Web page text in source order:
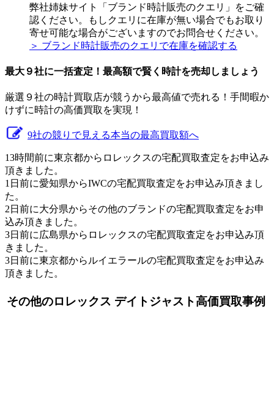
弊社姉妹サイト「ブランド時計販売のクエリ」をご確
認ください。もしクエリに在庫が無い場合でもお取り
寄せ可能な場合がございますのでお問合せください。
＞ ブランド時計販売のクエリで在庫を確認する
最大９社に一括査定！ 最高額で賢く時計を売却しましょう
厳選９社の時計買取店が競うから最高値で売れる！手間暇か
けずに時計の高価買取を実現！
9社の競りで見える本当の最高買取額へ
13時間前に東京都からロレックスの宅配買取査定をお申込み
頂きました。
1日前に愛知県からIWCの宅配買取査定をお申込み頂きまし
た。
2日前に大分県からその他のブランドの宅配買取査定をお申
込み頂きました。
3日前に広島県からロレックスの宅配買取査定をお申込み頂
きました。
3日前に東京都からルイエラールの宅配買取査定をお申込み
頂きました。
その他のロレックス デイトジャスト高価買取事例